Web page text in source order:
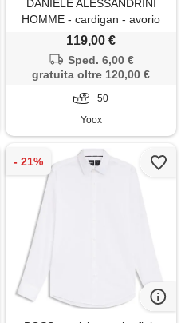
DANIELE ALESSANDRINI
HOMME - cardigan - avorio
119,00 €
Sped. 6,00 €
gratuita oltre 120,00 €
50
Yoox